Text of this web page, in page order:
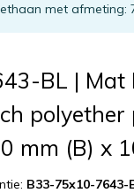
met afmeting:
BL | Mat
mm (B) x
B33-75x10-7643-